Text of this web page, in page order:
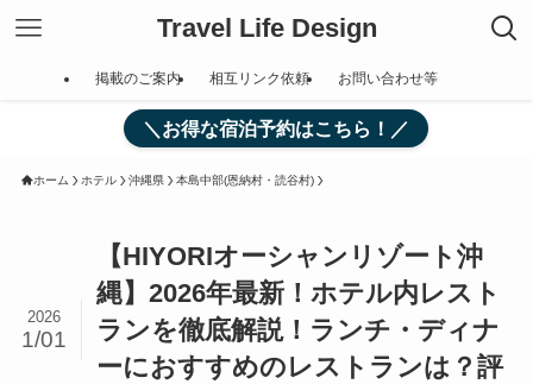
Travel Life Design
掲載のご案内 相互リンク依頼 お問い合わせ等
＼お得な宿泊予約はこちら！／
ホーム ホテル 沖縄県 本島中部(恩納村・読谷村)
【HIYORIオーシャンリゾート沖
縄】2026年最新！ホテル内レスト
ランを徹底解説！ランチ・ディナ
ーにおすすめのレストランは？評
2026
1/01